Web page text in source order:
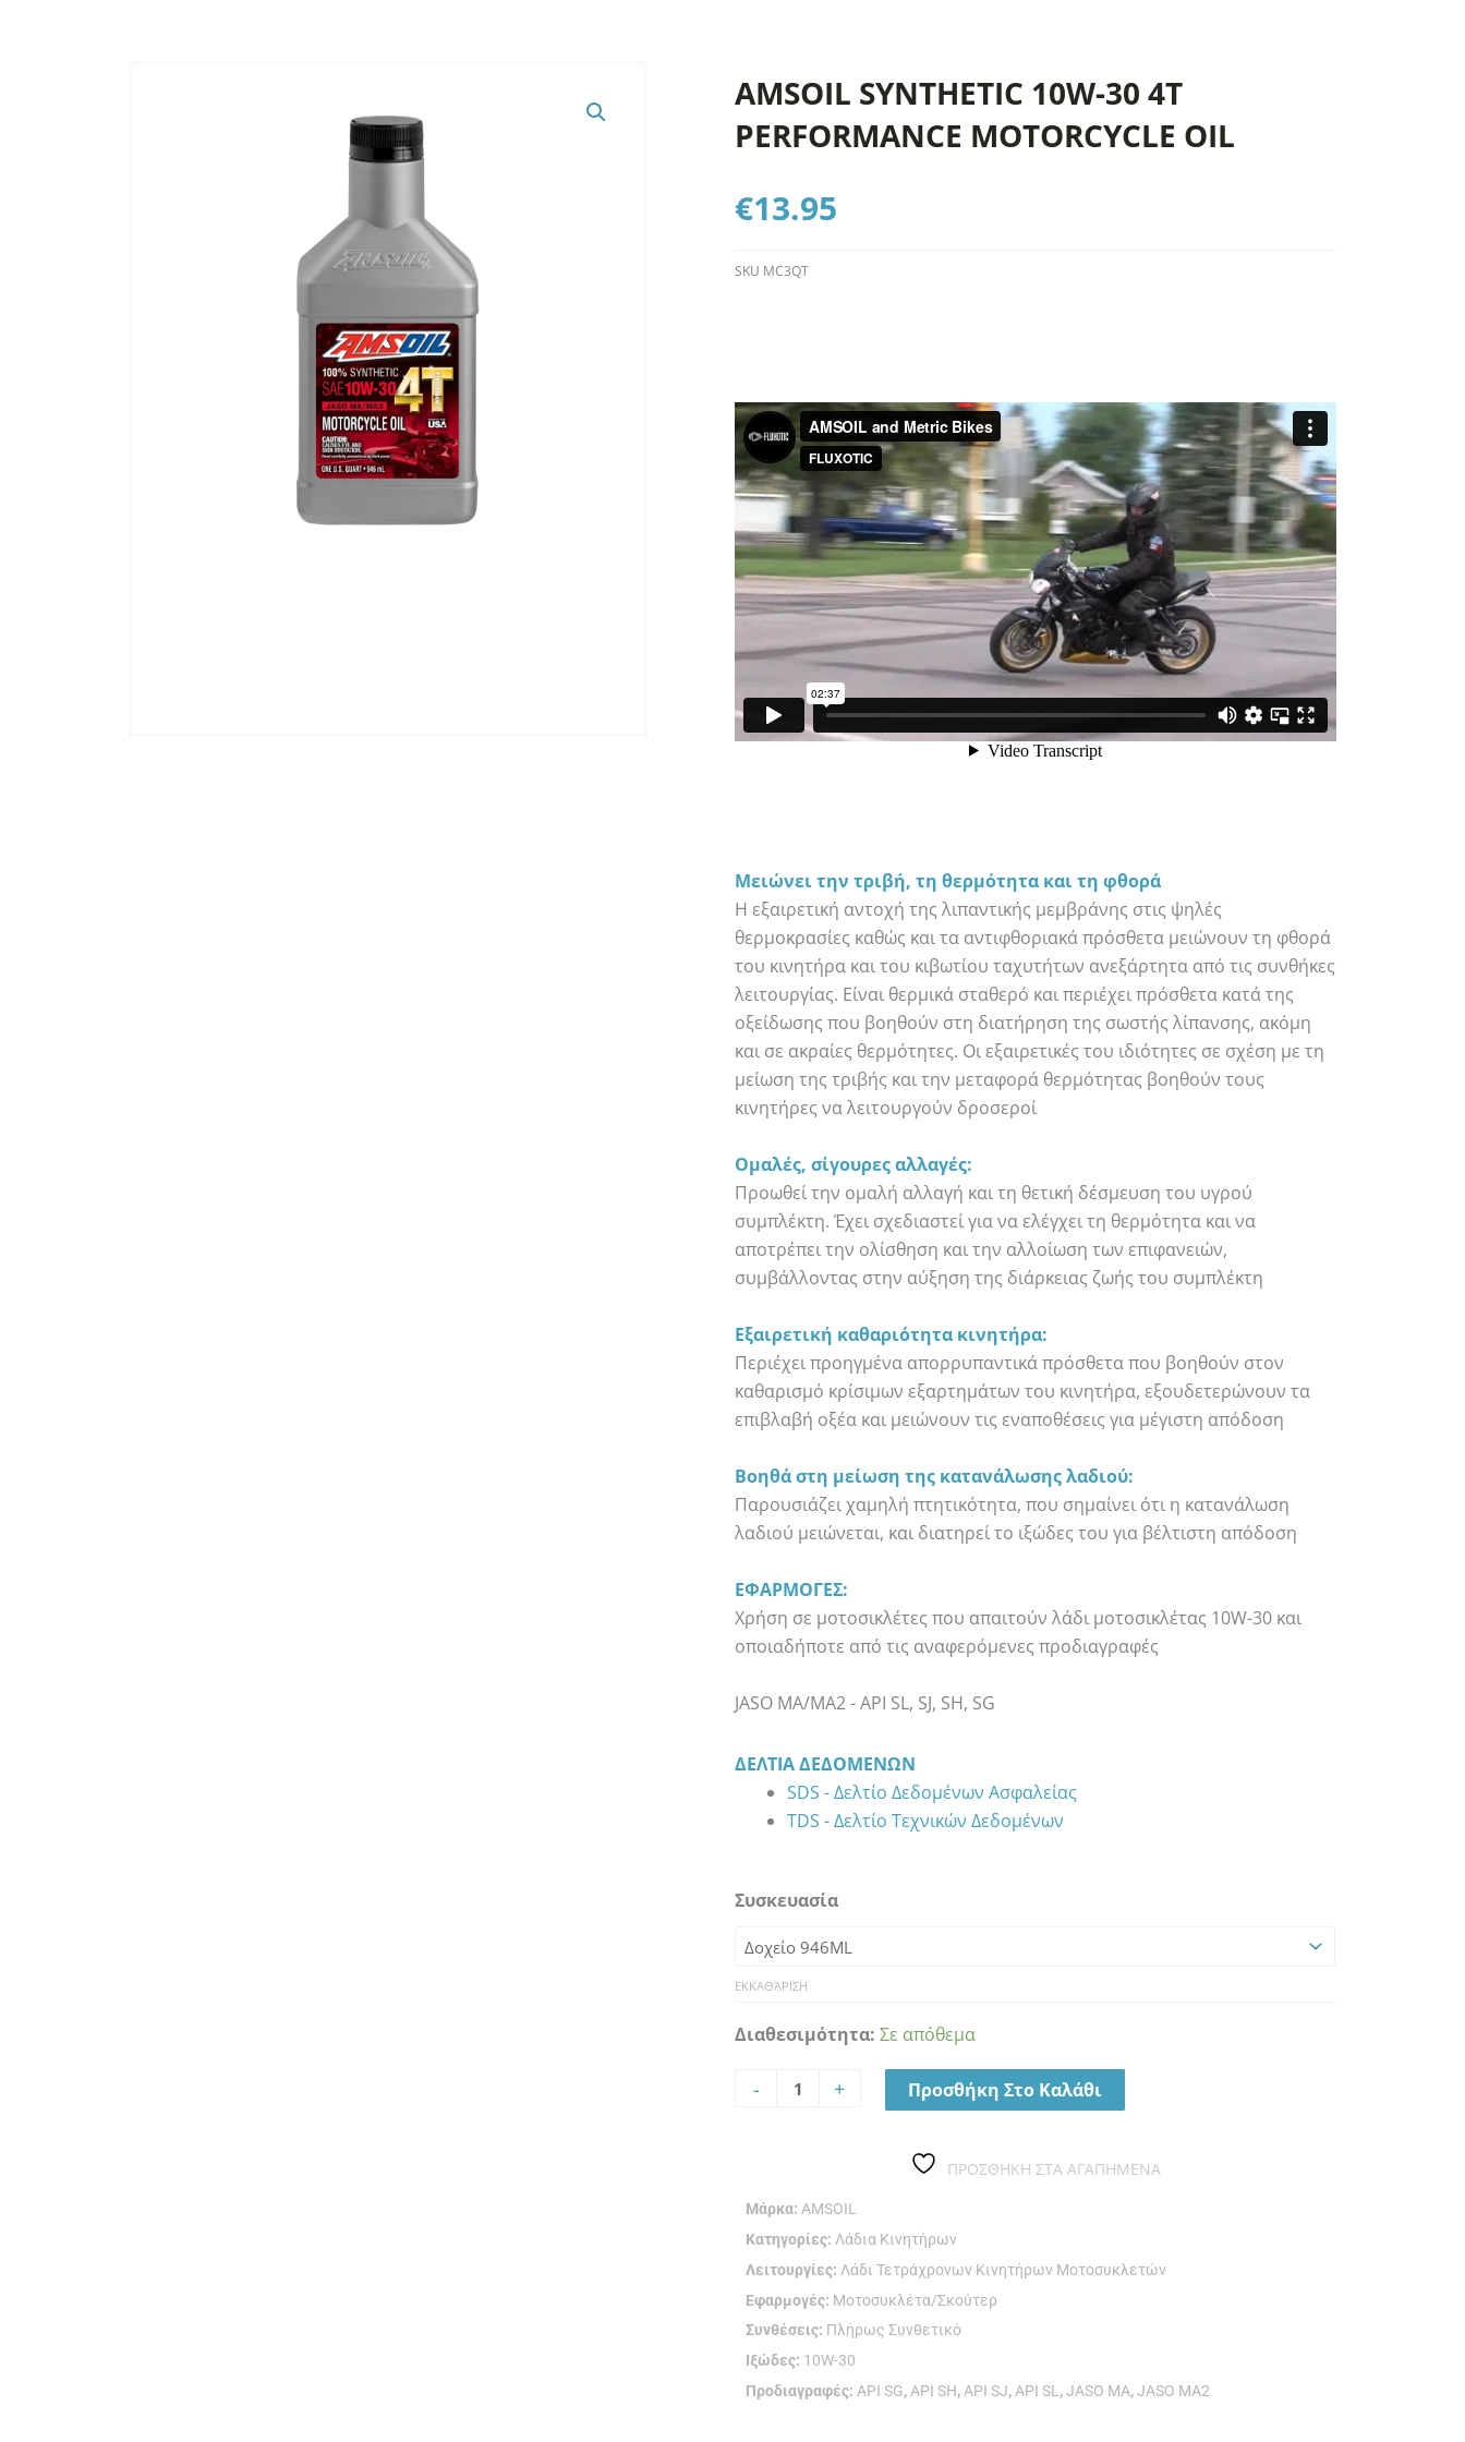
AMSOIL SYNTHETIC 10W-30 4T
PERFORMANCE MOTORCYCLE OIL
€13.95
SKU MC3QT
Μειώνει την τριβή, τη θερμότητα και τη φθορά
Η εξαιρετική αντοχή της λιπαντικής μεμβράνης στις ψηλές
θερμοκρασίες καθώς και τα αντιφθοριακά πρόσθετα μειώνουν τη φθορά
του κινητήρα και του κιβωτίου ταχυτήτων ανεξάρτητα από τις συνθήκες
λειτουργίας. Είναι θερμικά σταθερό και περιέχει πρόσθετα κατά της
οξείδωσης που βοηθούν στη διατήρηση της σωστής λίπανσης, ακόμη
και σε ακραίες θερμότητες. Οι εξαιρετικές του ιδιότητες σε σχέση με τη
μείωση της τριβής και την μεταφορά θερμότητας βοηθούν τους
κινητήρες να λειτουργούν δροσεροί
Ομαλές, σίγουρες αλλαγές:
Προωθεί την ομαλή αλλαγή και τη θετική δέσμευση του υγρού
συμπλέκτη. Έχει σχεδιαστεί για να ελέγχει τη θερμότητα και να
αποτρέπει την ολίσθηση και την αλλοίωση των επιφανειών,
συμβάλλοντας στην αύξηση της διάρκειας ζωής του συμπλέκτη
Εξαιρετική καθαριότητα κινητήρα:
Περιέχει προηγμένα απορρυπαντικά πρόσθετα που βοηθούν στον
καθαρισμό κρίσιμων εξαρτημάτων του κινητήρα, εξουδετερώνουν τα
επιβλαβή οξέα και μειώνουν τις εναποθέσεις για μέγιστη απόδοση
Βοηθά στη μείωση της κατανάλωσης λαδιού:
Παρουσιάζει χαμηλή πτητικότητα, που σημαίνει ότι η κατανάλωση
λαδιού μειώνεται, και διατηρεί το ιξώδες του για βέλτιστη απόδοση
ΕΦΑΡΜΟΓΕΣ:
Χρήση σε μοτοσικλέτες που απαιτούν λάδι μοτοσικλέτας 10W-30 και
οποιαδήποτε από τις αναφερόμενες προδιαγραφές
JASO MA/MA2 - API SL, SJ, SH, SG
ΔΕΛΤΊΑ ΔΕΔΟΜΈΝΩΝ
SDS - Δελτίο Δεδομένων Ασφαλείας
TDS - Δελτίο Τεχνικών Δεδομένων
Συσκευασία
ΕΚΚΑΘΆΡΙΣΗ
Διαθεσιμότητα: Σε απόθεμα
-
SYNTHETIC
30
4T
MOTORCYCLE
ποσότητα
+ Προσθήκη Στο Καλάθι
ΠΡΟΣΘΉΚΗ ΣΤΑ ΑΓΑΠΗΜΈΝΑ
Μάρκα:AMSOIL
Κατηγορίες: Λάδια Κινητήρων
Λειτουργίες: Λάδι Τετράχρονων Κινητήρων Μοτοσυκλετών
Εφαρμογές: Μοτοσυκλέτα/Σκούτερ
Συνθέσεις: Πλήρως Συνθετικό
Ιξώδες: 10W-30
Προδιαγραφές: API SG, API SH, API SJ, API SL ,JASO MA,JASO MA2